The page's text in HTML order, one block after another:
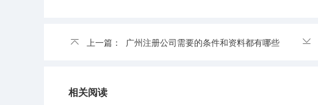
上一篇： 广州注册公司需要的条件和资料都有哪些
相关阅读